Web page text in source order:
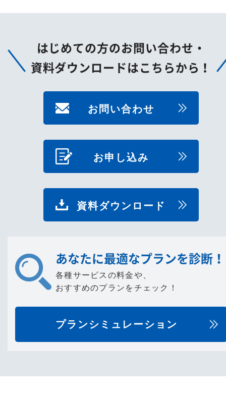
はじめての方のお問い合わせ・
資料ダウンロードはこちらから！
お問い合わせ
お申し込み
資料ダウンロード
あなたに最適なプランを診断！
各種サービスの料金や、
おすすめのプランをチェック！
プランシミュレーション